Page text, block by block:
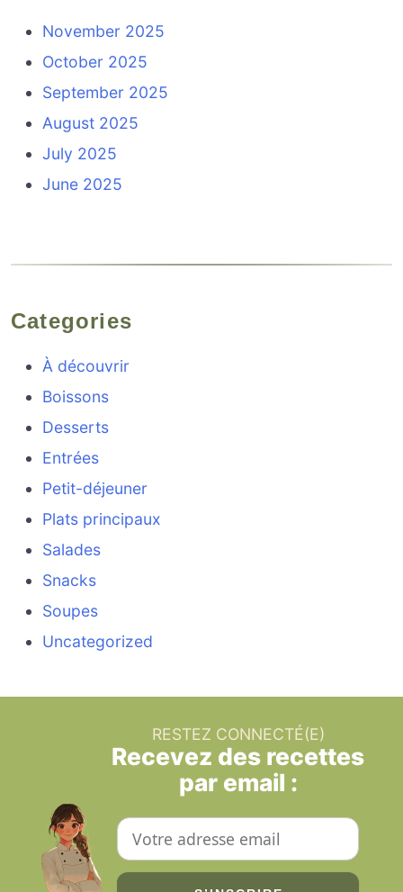
November 2025
October 2025
September 2025
August 2025
July 2025
June 2025
Categories
À découvrir
Boissons
Desserts
Entrées
Petit-déjeuner
Plats principaux
Salades
Snacks
Soupes
Uncategorized
RESTEZ CONNECTÉ(E)
Recevez des recettes
par email :